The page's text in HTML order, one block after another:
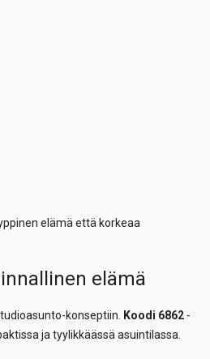
elämä että korkeaa
elämä
konseptiin. Koodi 6862 -
ja tyylikkäässä asuintilassa.